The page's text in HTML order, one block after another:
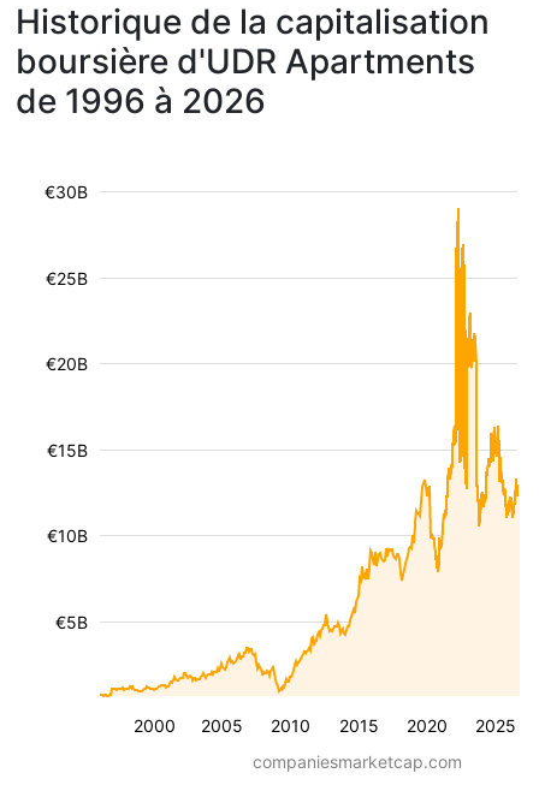
Historique de la capitalisation
boursière d'UDR Apartments
de 1996 à 2026
2000 2005 2010 2015 2020 2025
€5B
€10B
€15B
€20B
€25B
€30B
companiesmarketcap.com